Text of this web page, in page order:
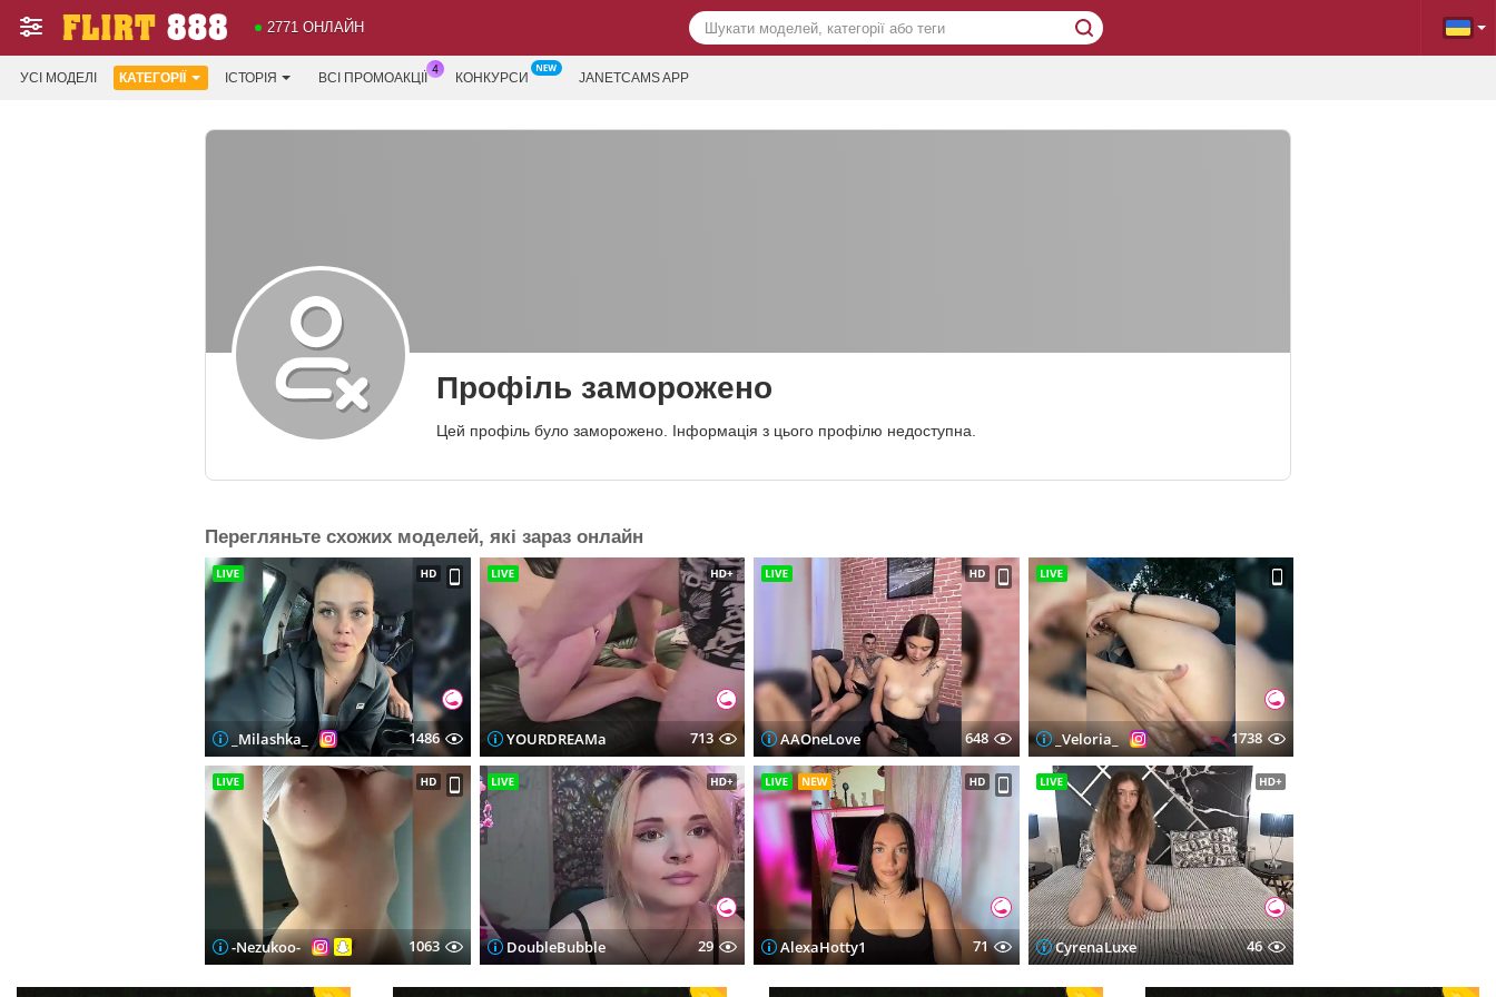
2771 ОНЛАЙН
УСІ МОДЕЛІ КАТЕГОРІЇ ІСТОРІЯ ВСІ ПРОМОАКЦІЇ КОНКУРСИ JANETCAMS APP
Профіль заморожено
Цей профіль було заморожено. Інформація з цього профілю недоступна.
Перегляньте схожих моделей, які зараз онлайн
_Milashka_ 1486 YOURDREAMa 713 AAOneLove 648 _Veloria_ 1738
-Nezukoo- 1063 DoubleBubble 29 AlexaHotty1 71 CyrenaLuxe 46